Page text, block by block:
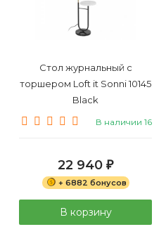
Стол журнальный с
торшером Loft it Sonni 10145
Black
В наличии 16
22 940 ₽
+ 6882 бонусов
В корзину